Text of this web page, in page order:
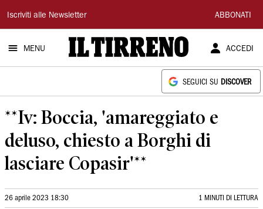
Il
Tirreno
Iscriviti alle Newsletter ABBONATI
MENU ACCEDI
SEGUICI SU DISCOVER
**Iv: Boccia, 'amareggiato e
deluso, chiesto a Borghi di
lasciare Copasir'**
26 aprile 2023 18:30 1 MINUTI DI LETTURA